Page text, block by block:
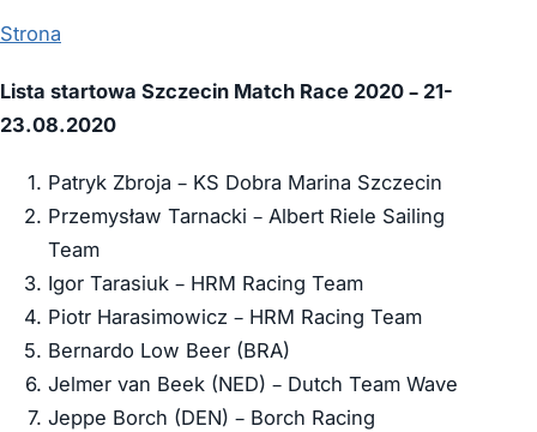
Strona
Lista startowa Szczecin Match Race 2020 – 21-
23.08.2020
Patryk Zbroja – KS Dobra Marina Szczecin
Przemysław Tarnacki – Albert Riele Sailing
Team
Igor Tarasiuk – HRM Racing Team
Piotr Harasimowicz – HRM Racing Team
Bernardo Low Beer (BRA)
Jelmer van Beek (NED) – Dutch Team Wave
Jeppe Borch (DEN) – Borch Racing